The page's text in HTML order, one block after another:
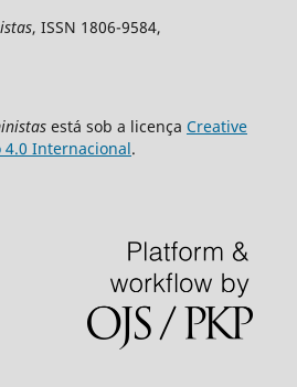
, ISSN 1806-9584,
está sob a licença Creative
4.0 Internacional.